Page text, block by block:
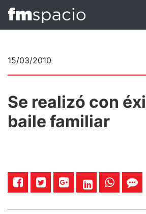
15/03/2010
Se realizó con
baile familiar